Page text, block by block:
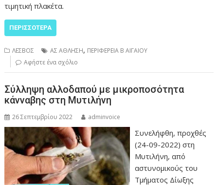
τιμητική πλακέτα.
ΠΕΡΙΣΣΌΤΕΡΑ
ΛΕΣΒΟΣ ΑΣ ΑΘΛΗΣΗ, ΠΕΡΙΦΕΡΕΙΑ Β ΑΙΓΑΙΟΥ
Αφήστε ένα σχόλιο
Σύλληψη αλλοδαπού με μικροποσότητα
κάνναβης στη Μυτιλήνη
26 Σεπτεμβρίου 2022 adminvoice
Συνελήφθη, προχθές
(24-09-2022) στη
Μυτιλήνη, από
αστυνομικούς του
Τμήματος Δίωξης